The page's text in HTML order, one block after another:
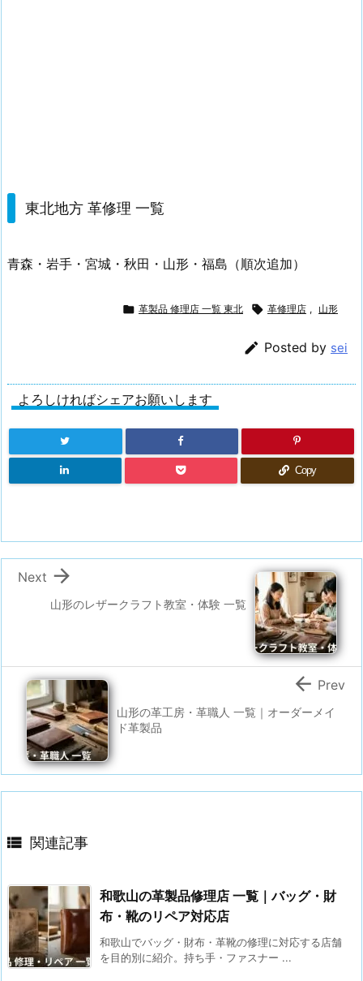
東北地方 革修理 一覧
青森・岩手・宮城・秋田・山形・福島（順次追加）
 革製品 修理店 一覧 東北  革修理店 , 山形
 Posted by sei
よろしければシェアお願いします
Copy
山形のレザークラフト教室・体験 一覧

Next
山形の革工房・革職人 一覧｜オーダーメイ
ド革製品
 Prev
 関連記事
和歌山の革製品修理店 一覧｜バッグ・財
布・靴のリペア対応店
和歌山でバッグ・財布・革靴の修理に対応する店舗
を目的別に紹介。持ち手・ファスナー ...